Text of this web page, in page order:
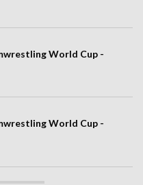
World Cup -
World Cup -